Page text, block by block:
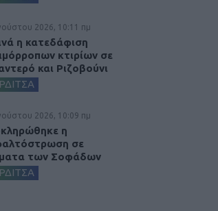
2026, 10:11 πμ
η κατεδάφιση
κτιρίων σε
και Ριζοβούνι
2026, 10:09 πμ
η
σε
των Σοφάδων